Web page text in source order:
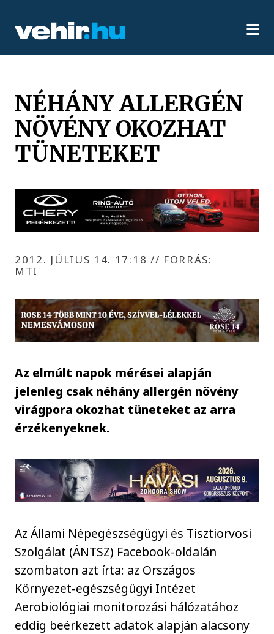
NÉHÁNY ALLERGÉN
NÖVÉNY OKOZHAT
TÜNETEKET
2012. JÚLIUS 14. 17:18 // FORRÁS:
MTI
Az elmúlt napok mérései alapján
jelenleg csak néhány allergén növény
virágpora okozhat tüneteket az arra
érzékenyeknek.
Az Állami Népegészségügyi és Tisztiorvosi
Szolgálat (ÁNTSZ) Facebook-oldalán
szombaton azt írta: az Országos
Környezet-egészségügyi Intézet
Aerobiológiai monitorozási hálózatához
eddig beérkezett adatok alapján alacsony